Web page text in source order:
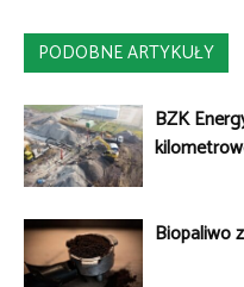
PODOBNE ARTYKUŁY
BZK
Biopaliwo